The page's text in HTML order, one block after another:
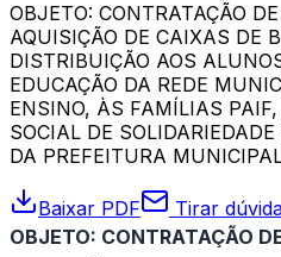
OBJETO: CONTRATAÇÃO
AQUISIÇÃO DE CAIXAS DE
DISTRIBUIÇÃO AOS
EDUCAÇÃO DA REDE
ENSINO, ÀS FAMÍLIAS
SOCIAL DE
DA PREFEITURA
Baixar PDF
Tirar
OBJETO: CONTRATAÇÃO